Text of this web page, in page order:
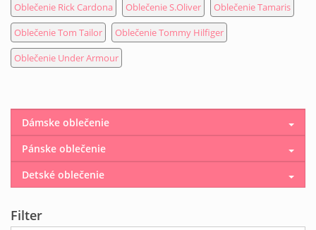
Oblečenie Rick Cardona
Oblečenie S.Oliver
Oblečenie Tamaris
Oblečenie Tom Tailor
Oblečenie Tommy Hilfiger
Oblečenie Under Armour
Dámske oblečenie
Pánske oblečenie
Detské oblečenie
Filter